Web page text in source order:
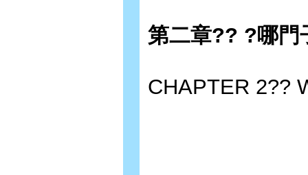
第二章?? ?哪門
CHAPTER 2??